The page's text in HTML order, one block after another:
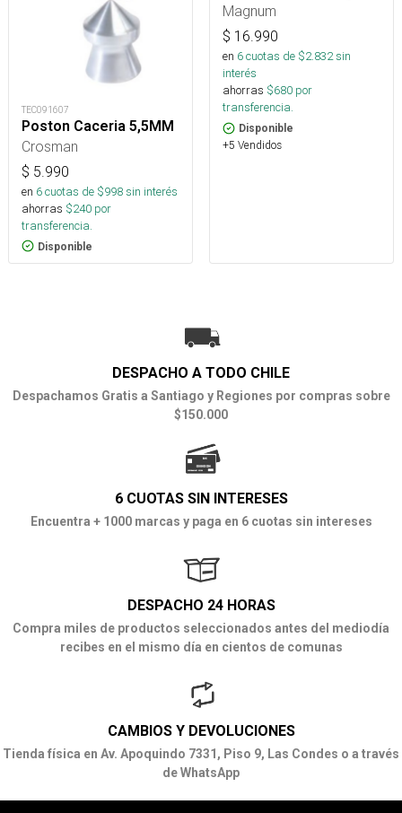
TEC091607
Poston Caceria 5,5MM
Crosman
$ 5.990
en 6cuotas de $998sin interés
ahorras $240 por
transferencia.
Disponible
Magnum
$ 16.990
en 6cuotas de $2.832sin
interés
ahorras $680 por
transferencia.
Disponible
+5 Vendidos
DESPACHO A TODO CHILE
Despachamos Gratis a Santiago y Regiones por compras sobre
$150.000
6 CUOTAS SIN INTERESES
Encuentra + 1000 marcas y paga en 6 cuotas sin intereses
DESPACHO 24 HORAS
Compra miles de productos seleccionados antes del mediodía
recibes en el mismo día en cientos de comunas
CAMBIOS Y DEVOLUCIONES
Tienda física en Av. Apoquindo 7331, Piso 9, Las Condes o a través
de WhatsApp